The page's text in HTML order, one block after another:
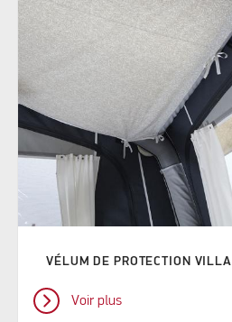
VÉLUM DE PROTECTION VILLA
Voir plus